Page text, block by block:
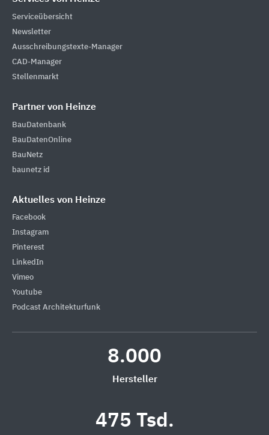
Serviceübersicht
Newsletter
Ausschreibungstexte-Manager
CAD-Manager
Stellenmarkt
Partner von Heinze
BauDatenbank
BauDatenOnline
BauNetz
baunetz id
Aktuelles von Heinze
Facebook
Instagram
Pinterest
LinkedIn
Vimeo
Youtube
Podcast Architekturfunk
8.000
Hersteller
475 Tsd.